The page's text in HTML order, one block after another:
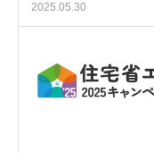
2025.05.30